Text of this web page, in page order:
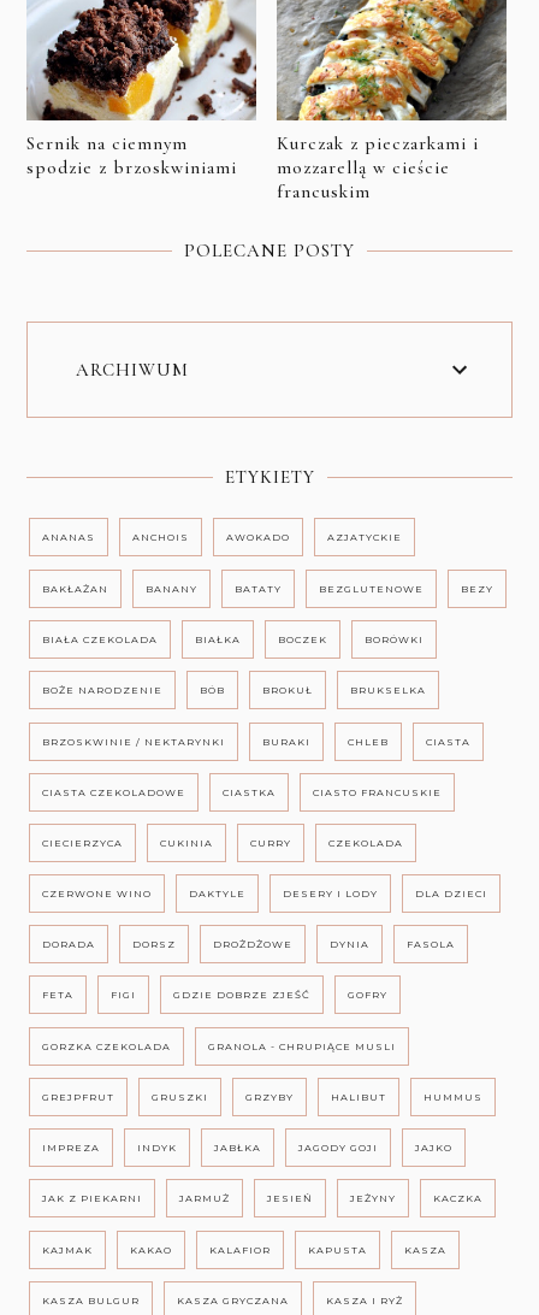
Sernik na ciemnym
spodzie z brzoskwiniami
Kurczak z pieczarkami i
mozzarellą w cieście
francuskim
POLECANE POSTY
ARCHIWUM
ETYKIETY
ANANAS ANCHOIS AWOKADO AZJATYCKIE
BAKŁAŻAN BANANY BATATY BEZGLUTENOWE BEZY
BIAŁA CZEKOLADA BIAŁKA BOCZEK BORÓWKI
BOŻE NARODZENIE BÓB BROKUŁ BRUKSELKA
BRZOSKWINIE / NEKTARYNKI BURAKI CHLEB CIASTA
CIASTA CZEKOLADOWE CIASTKA CIASTO FRANCUSKIE
CIECIERZYCA CUKINIA CURRY CZEKOLADA
CZERWONE WINO DAKTYLE DESERY I LODY DLA DZIECI
DORADA DORSZ DROŻDŻOWE DYNIA FASOLA
FETA FIGI GDZIE DOBRZE ZJEŚĆ GOFRY
GORZKA CZEKOLADA GRANOLA - CHRUPIĄCE MUSLI
GREJPFRUT GRUSZKI GRZYBY HALIBUT HUMMUS
IMPREZA INDYK JABŁKA JAGODY GOJI JAJKO
JAK Z PIEKARNI JARMUŻ JESIEŃ JEŻYNY KACZKA
KAJMAK KAKAO KALAFIOR KAPUSTA KASZA
KASZA BULGUR KASZA GRYCZANA KASZA I RYŻ